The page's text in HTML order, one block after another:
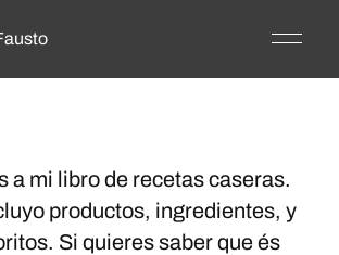
a mi libro de recetas caseras.
productos, ingredientes, y
Si quieres saber que és